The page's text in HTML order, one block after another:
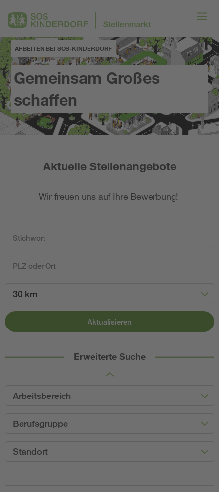
ARBEITEN BEI SOS-KINDERDORF
Gemeinsam Großes
schaffen
Aktuelle Stellenangebote
Wir freuen uns auf Ihre Bewerbung!
30 km
Aktualisieren
Erweiterte Suche
Arbeitsbereich
Berufsgruppe
Standort